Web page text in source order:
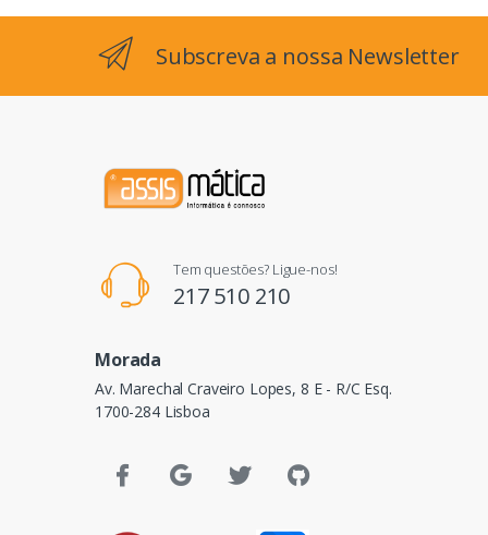
Subscreva a nossa Newsletter
Tem questões? Ligue-nos!
217 510 210
Morada
Av. Marechal Craveiro Lopes, 8 E - R/C Esq.
1700-284 Lisboa